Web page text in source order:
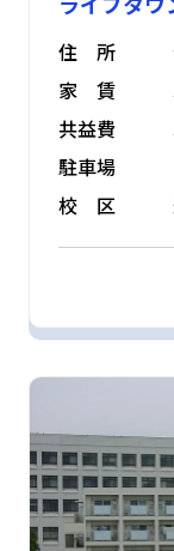
住 所
家 賃
共益費
駐車場
校 区